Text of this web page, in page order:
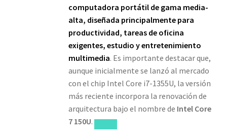
computadora portátil de gama media-
alta, diseñada principalmente para
productividad, tareas de oficina
exigentes, estudio y entretenimiento
multimedia. Es importante destacar que,
aunque inicialmente se lanzó al mercado
con el chip Intel Core i7-1355U, la versión
más reciente incorpora la renovación de
arquitectura bajo el nombre de Intel Core
7 150U.